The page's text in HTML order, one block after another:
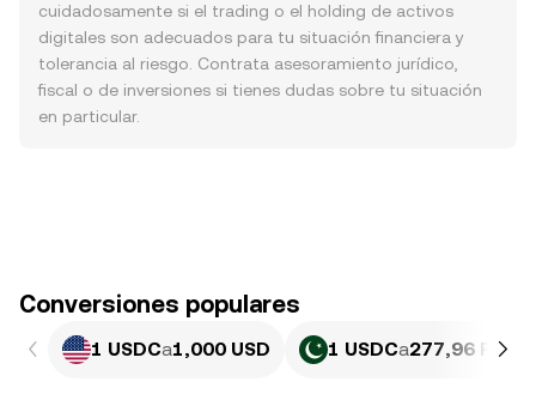
cuidadosamente si el trading o el holding de activos
digitales son adecuados para tu situación financiera y
tolerancia al riesgo. Contrata asesoramiento jurídico,
fiscal o de inversiones si tienes dudas sobre tu situación
en particular.
Conversiones populares
1 USDCa1,000 USD 1 USDCa277,96 PKR